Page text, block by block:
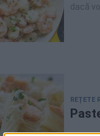
dacă
REȚETE